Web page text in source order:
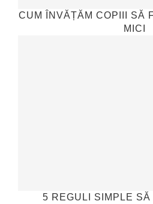
CUM ÎNVĂȚĂM COPIII SĂ
MICI
5 REGULI SIMPLE SĂ